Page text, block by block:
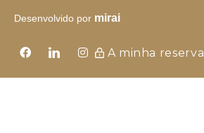
Desenvolvido por mirai
A minha reserva